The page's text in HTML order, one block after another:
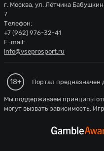
г. Москва, ул. Лётчика
7
Телефон:
+7 (962) 976-32-41
E-mail:
info@vseprosport.ru
18+ Портал предназначен
Мы поддерживаем принципы
могут вызвать зависимость.